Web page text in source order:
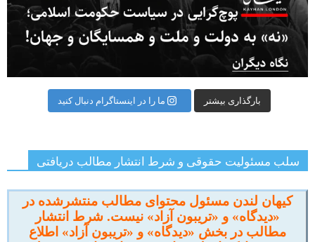
بارگذاری بیشتر ما را در اینستاگرام دنبال کنید
سلب مسئولیت حقوقی و شرط انتشار مطالب دریافتی
کیهان لندن مسئول محتوای مطالب منتشرشده در
«دیدگاه» و «تریبون آزاد» نیست. شرط انتشار
مطالب در بخش «دیدگاه» و «تریبون آزاد» اطلاع